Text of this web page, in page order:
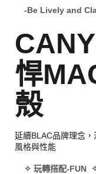
-Be Lively and
悍
殼
延續BLAC品牌理念
風格與性能
✧ 玩轉搭配-FUN